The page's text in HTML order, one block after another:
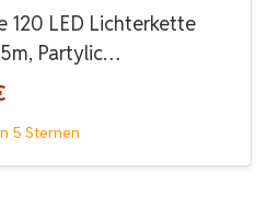
120 LED Lichterkette
Partylic…
5 Sternen